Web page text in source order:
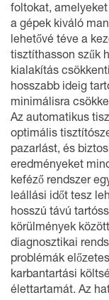
foltokat,
a gépek kiváló
lehetővé téve a
tisztíthasson szűk
kialakítás
hosszabb ideig
minimálisra
Az automatikus
optimális
pazarlást, és
eredményeket
keféző rendszer
leállási időt tesz
hosszú távú
körülmények
diagnosztikai
problémák
karbantartási
élettartamát. Az